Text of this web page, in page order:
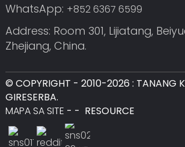
WhatsApp: +852 6367 6599
Address: Room 301, Lijiatang,
Zhejiang, China.
© COPYRIGHT - 2010-2026 : TANANG
GIRESERBA.
MAPA SA SITE - - RESOURCE